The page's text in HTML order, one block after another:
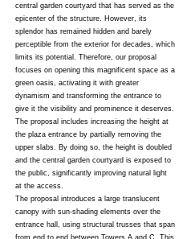
central garden courtyard that has served as the
epicenter of the structure. However, its
splendor has remained hidden and barely
perceptible from the exterior for decades, which
limits its potential. Therefore, our proposal
focuses on opening this magnificent space as a
green oasis, activating it with greater
dynamism and transforming the entrance to
give it the visibility and prominence it deserves.
The proposal includes increasing the height at
the plaza entrance by partially removing the
upper slabs. By doing so, the height is doubled
and the central garden courtyard is exposed to
the public, significantly improving natural light
at the access.
The proposal introduces a large translucent
canopy with sun-shading elements over the
entrance hall, using structural trusses that span
from end to end between Towers A and C. This